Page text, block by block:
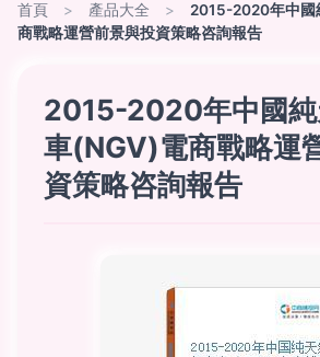
首頁 > 產品大全 >
2015-2020年中國
商戰略運營前景與投資策略咨詢報告
2015-2020年中國純
車(NGV)電商戰略運
資策略咨詢報告